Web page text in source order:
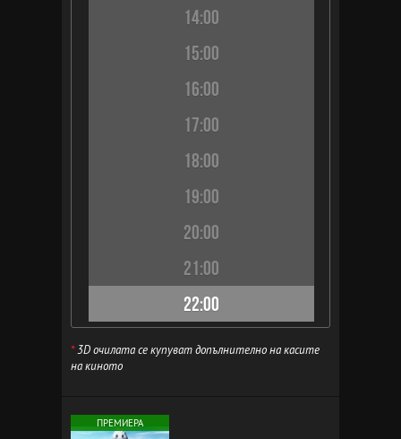
14:00
15:00
16:00
17:00
18:00
19:00
20:00
21:00
22:00
*3D очилата се купуват допълнително на касите
на киното
ПРЕМИЕРА